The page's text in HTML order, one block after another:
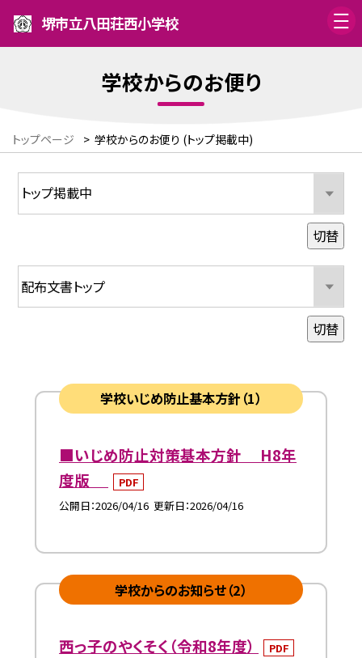
堺市立八田荘西小学校
学校からのお便り
トップページ > 学校からのお便り (トップ掲載中)
切替
切替
学校いじめ防止基本方針（1）
■いじめ防止対策基本方針 H8年
度版
PDF
公開日 2026/04/16 更新日 2026/04/16
学校からのお知らせ（2）
西っ子のやくそく（令和8年度）
PDF